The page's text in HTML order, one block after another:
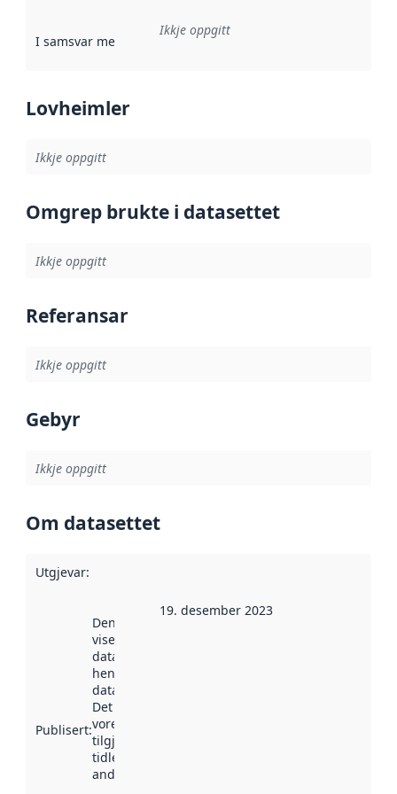
I samsvar med Referanse til ei implementeringsregel eller
Ikkje oppgitt
Lovheimler
Ikkje oppgitt
Omgrep brukte i datasettet
Ikkje oppgitt
Referansar
Ikkje oppgitt
Gebyr
Ikkje oppgitt
Om datasettet
Utgjevar:
Publisert:
Denne datoen
viser når
datasettet vart
henta inn av
data.norge.no.
Det kan ha
vore
tilgjengeleg
tidlegare
andre stader.
19. desember 2023